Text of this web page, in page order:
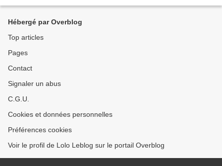
Hébergé par Overblog
Top articles
Pages
Contact
Signaler un abus
C.G.U.
Cookies et données personnelles
Préférences cookies
Voir le profil de Lolo Leblog sur le portail Overblog